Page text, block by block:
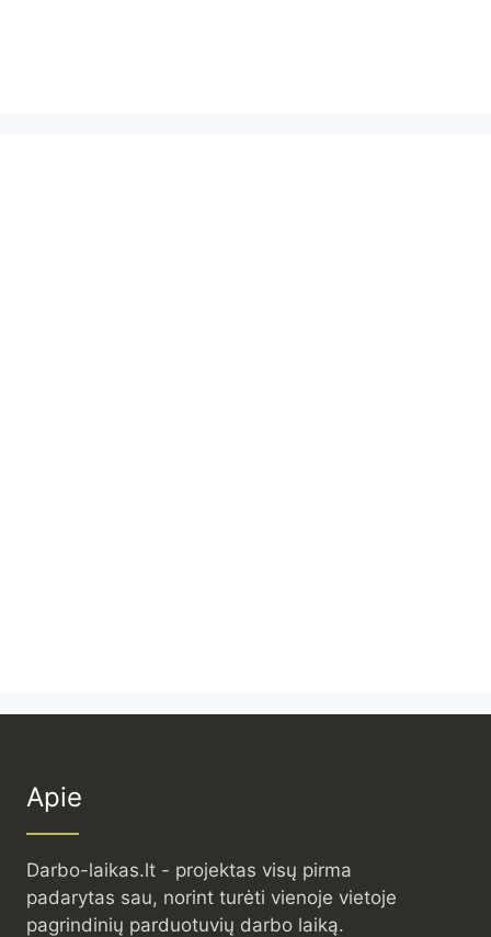
Apie
Darbo-laikas.lt - projektas visų pirma
padarytas sau, norint turėti vienoje vietoje
pagrindinių parduotuvių darbo laiką.